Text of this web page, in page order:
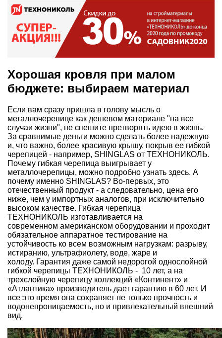
Хорошая кровля при малом
бюджете: выбираем материал
Если вам сразу пришла в голову мысль о
металлочерепице как дешевом материале "на все
случаи жизни", не спешите претворять идею в жизнь.
За сравнимые деньги можно сделать более надежную
и, что важно, более красивую крышу, покрыв ее гибкой
черепицей - например, SHINGLAS от ТЕХНОНИКОЛЬ.
Почему гибкая черепица выигрывает у
металлочерепицы, можно подробно узнать здесь. А
почему именно SHINGLAS? Во-первых, это
отечественный продукт - а следовательно, цена его
ниже, чем у импортных аналогов, при исключительно
высоком качестве. Гибкая черепица
ТЕХНОНИКОЛЬ изготавливается на
современном американском оборудовании и проходит
обязательное аппаратное тестирование на
устойчивость ко всем возможным нагрузкам: разрыву,
истиранию, ультрафиолету, воде, жаре и
холоду. Гарантия даже самой недорогой однослойной
гибкой черепицы ТЕХНОНИКОЛЬ - 10 лет, а на
трехслойную черепицу коллекций «Континент» и
«Атлантика» производитель дает гарантию в 60 лет. И
все это время она сохраняет не только прочность и
водонепроницаемость, но и привлекательный внешний
вид.